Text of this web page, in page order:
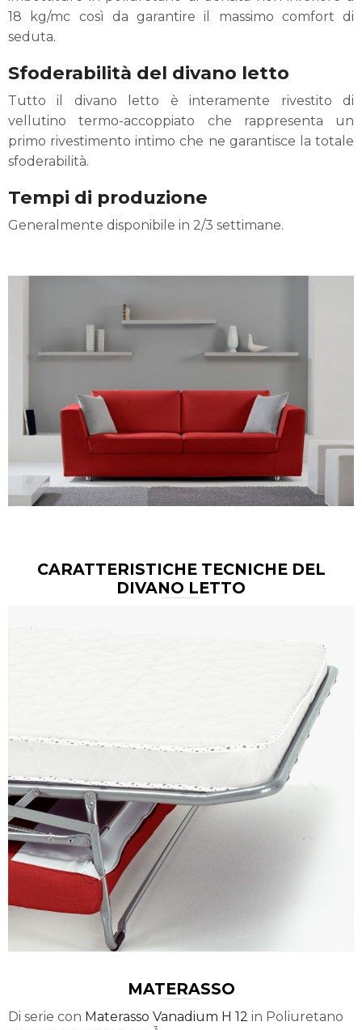
18 kg/mc così da garantire il massimo comfort di
seduta.
Sfoderabilità del divano letto
Tutto il divano letto è interamente rivestito di
vellutino termo-accoppiato che rappresenta un
primo rivestimento intimo che ne garantisce la totale
sfoderabilità.
Tempi di produzione
Generalmente disponibile in 2/3 settimane.
CARATTERISTICHE TECNICHE DEL
DIVANO LETTO
MATERASSO
Di serie con Materasso Vanadium H 12 in Poliuretano